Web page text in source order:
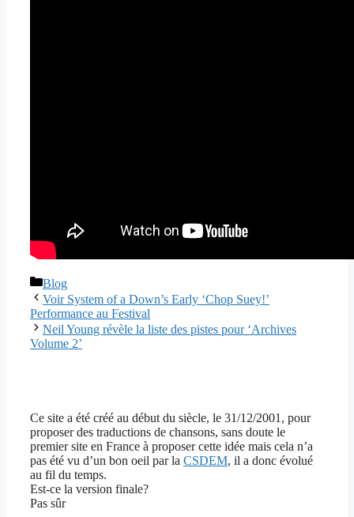
Catégories
Blog
Voir System of a Down’s Early ‘Chop Suey!’
Performance au Festival
Neil Young révèle la liste des pistes pour ‘Archives
Volume 2’
Ce site a été créé au début du siècle, le 31/12/2001, pour
proposer des traductions de chansons, sans doute le
premier site en France à proposer cette idée mais cela n’a
pas été vu d’un bon oeil par la CSDEM, il a donc évolué
au fil du temps.
Est-ce la version finale?
Pas sûr